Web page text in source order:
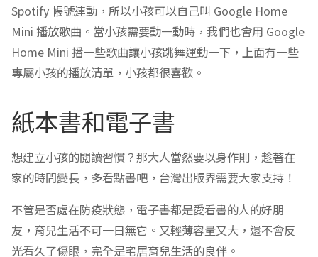
Spotify 帳號連動，所以小孩可以自己叫 Google Home
Mini 播放歌曲。當小孩需要動一動時，我們也會用 Google
Home Mini 播一些歌曲讓小孩跳舞運動一下，上面有一些
專屬小孩的播放清單，小孩都很喜歡。
紙本書和電子書
想建立小孩的閱讀習慣？那大人當然要以身作則，趁著在
家的時間變長，多看點書吧，台灣出版界需要大家支持！
不管是否處在防疫狀態，電子書都是愛看書的人的好朋
友，育兒生活不可一日無它。又輕薄容量又大，還不會反
光看久了傷眼，完全是宅居育兒生活的良伴。